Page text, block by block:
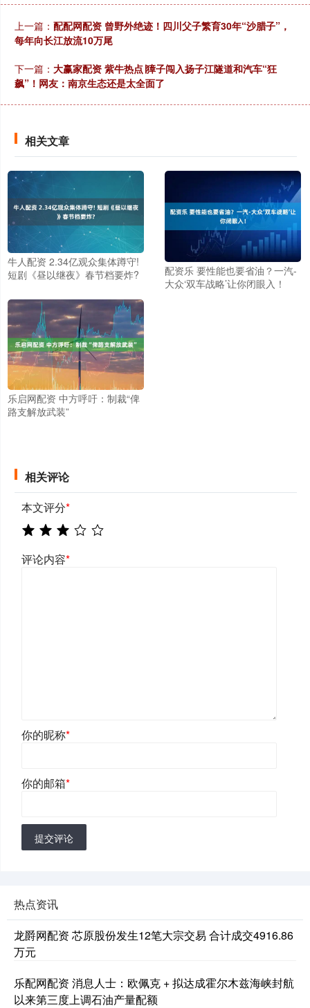
上一篇： 配配网配资 曾野外绝迹！四川父子繁育30年“沙腊子”，
每年向长江放流10万尾
下一篇： 大赢家配资 紫牛热点∣獐子闯入扬子江隧道和汽车“狂
飙”！网友：南京生态还是太全面了
相关文章
牛人配资 2.34亿观众集体蹲守!
短剧《昼以继夜》春节档要炸?
配资乐 要性能也要省油？一汽-
大众‘双车战略’让你闭眼入！
乐启网配资 中方呼吁：制裁“俾
路支解放武装”
相关评论
本文评分*
评论内容*
你的昵称*
你的邮箱*
提交评论
热点资讯
龙爵网配资 芯原股份发生12笔大宗交易 合计成交4916.86
万元
乐配网配资 消息人士：欧佩克 + 拟达成霍尔木兹海峡封航
以来第三度上调石油产量配额